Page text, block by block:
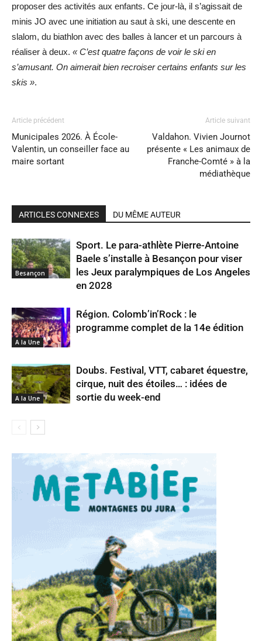
proposer des activités aux enfants. Ce jour-là, il s’agissait de
minis JO avec une initiation au saut à ski, une descente en
slalom, du biathlon avec des balles à lancer et un parcours à
réaliser à deux. « C’est quatre façons de voir le ski en
s’amusant. On aimerait bien recroiser certains enfants sur les
skis ».
Article précédent
Municipales 2026. À École-
Valentin, un conseiller face au
maire sortant
Article suivant
Valdahon. Vivien Journot
présente « Les animaux de
Franche-Comté » à la
médiathèque
ARTICLES CONNEXES DU MÊME AUTEUR
Besançon
Sport. Le para-athlète Pierre-Antoine
Baele s’installe à Besançon pour viser
les Jeux paralympiques de Los Angeles
en 2028
A la Une
Région. Colomb’in’Rock : le
programme complet de la 14e édition
A la Une
Doubs. Festival, VTT, cabaret équestre,
cirque, nuit des étoiles… : idées de
sortie du week-end